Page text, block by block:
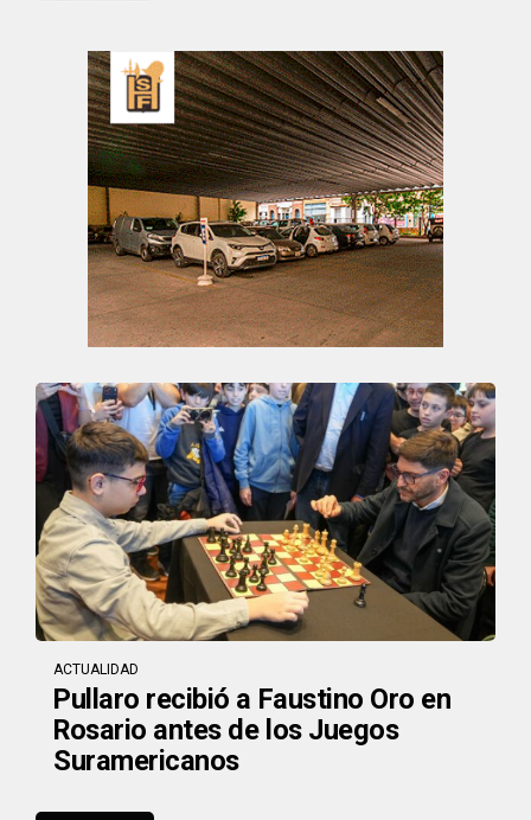
ACTUALIDAD
Pullaro recibió a Faustino Oro en
Rosario antes de los Juegos
Suramericanos